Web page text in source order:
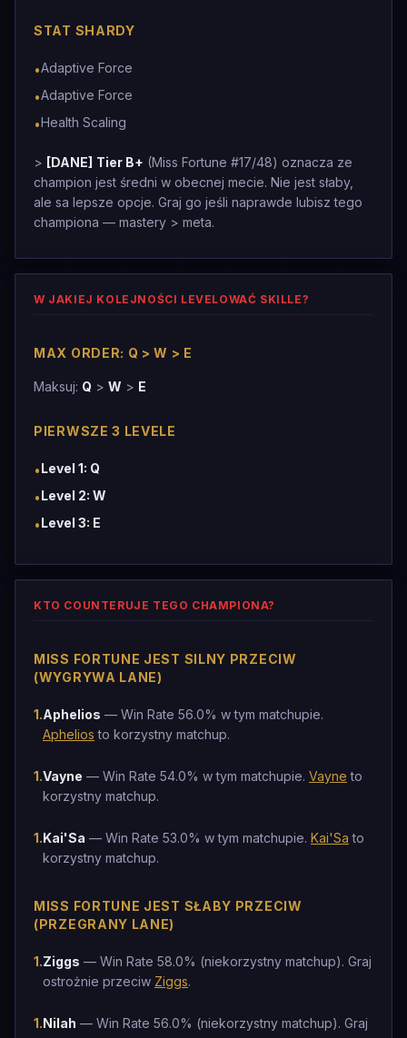
STAT SHARDY
•Adaptive Force
•Adaptive Force
•Health Scaling
> [DANE] Tier B+ (Miss Fortune #17/48) oznacza ze
champion jest średni w obecnej mecie. Nie jest słaby,
ale sa lepsze opcje. Graj go jeśli naprawde lubisz tego
championa — mastery > meta.
W JAKIEJ KOLEJNOŚCI LEVELOWAĆ SKILLE?
MAX ORDER: Q > W > E
Maksuj: Q > W > E
PIERWSZE 3 LEVELE
•Level 1: Q
•Level 2: W
•Level 3: E
KTO COUNTERUJE TEGO CHAMPIONA?
MISS FORTUNE JEST SILNY PRZECIW
(WYGRYWA LANE)
1.Aphelios — Win Rate 56.0% w tym matchupie.
Aphelios to korzystny matchup.
1.Vayne — Win Rate 54.0% w tym matchupie. Vayne to
korzystny matchup.
1.Kai'Sa — Win Rate 53.0% w tym matchupie. Kai'Sa to
korzystny matchup.
MISS FORTUNE JEST SŁABY PRZECIW
(PRZEGRANY LANE)
1.Ziggs — Win Rate 58.0% (niekorzystny matchup). Graj
ostrożnie przeciw Ziggs.
1.Nilah — Win Rate 56.0% (niekorzystny matchup). Graj